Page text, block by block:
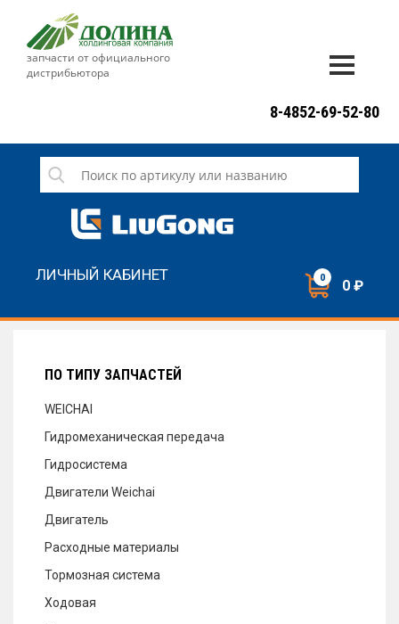
запчасти от официального
дистрибьютора
СЕРВИС
НОВОСТИ
8-4852-69-52-80
ЛИЧНЫЙ КАБИНЕТ 0 0 ₽
ПО ТИПУ ЗАПЧАСТЕЙ
WEICHAI
Гидромеханическая передача
Гидросистема
Двигатели Weichai
Двигатель
Расходные материалы
Тормозная система
Ходовая